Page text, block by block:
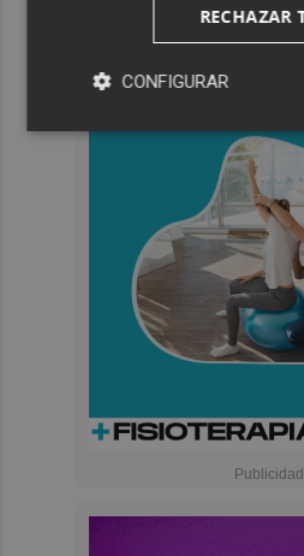
RECHAZAR
CONFIGURAR